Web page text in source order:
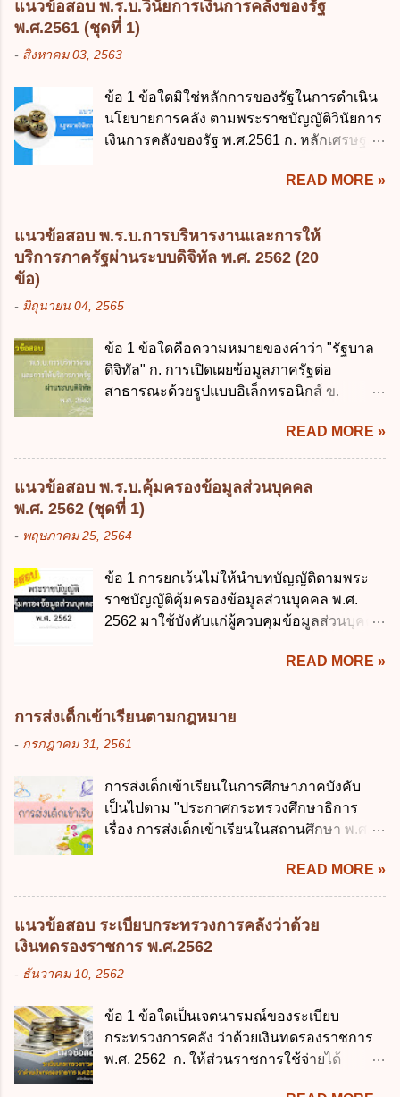
ยกเลิกกฎหมายฉบับใด 1. พระราชบัญญัติวิธี
การงบประมาณ พ.ศ. 2502 2. พระราชบัญญัติ
วิธีการงบประมาณ (ฉบับที่ 3) พ.ศ. 2511 3.
พ.ศ. 2544 4. ประกาศของคณะปฏิวัติ ฉบับที่
203 ลงวันที่ 31 สิงหาคม 2515 ข้อ 3. ข้อใดไม่
ถูกต้อง 1. นายกรัฐมนตรีมีอำนาจออกกฎเพื่อ
ประมาณ พ.ศ. 2561 2. นายกรัฐมนตรีเป็นผู้
รักษาการตามพระราช บัญญัติวิธีการงบ
ประมาณ พ.ศ. 2561 3. รัฐมนตรีว่าการ
กระทรวงการคลัง เป็นผู้รักษาการตามพระ
โปร่งใสและตรวจสอบได้ ข้อ 4. พระราช
บัญญัติวิธีการงบประมาณ พ.ศ. 2561 บัญญัติ
ให้การบริหา...
แนวข้อสอบ พ.ร.บ.วินัยการเงินการคลังของรัฐ
พ.ศ.2561 (ชุดที่ 1)
- สิงหาคม 03, 2563
ข้อ 1 ข้อใดมิใช่หลักการของรัฐในการดำเนิน
นโยบายการคลัง ตามพระราชบัญญัติวินัยการ
เงินการคลังของรัฐ พ.ศ.2561 ก. หลักเศรษฐกิจ
เศรษฐกิจ ค. หลักการพัฒนาทางเศรษฐกิจ
อย่างยั่งยืน ง. หลักความเป็นธรรมในสังคม ข้อ
2 สัดส่วนหนี้สาธารณะต่อผลิตภัณฑ์มวลรวม
ในประเทศเพื่อใช้เป็นกรอบในการบริหารหนี้
สาธารณะเป็นไปตามข้อใด ก. ไม่เกินร้อยละ 5
เกินร้อยละ 60 ข้อ 3 กฎหมายว่าด้วยวินัยการ
กฎหมายที่ให้จัดเก็บภาษีอากรหรือค่า
ธรรมเนียมเพิ่มขึ้นจากที่กำหนดไว้ในกฎหมาย
เพื่อการนำไปใช้จ่ายตามวัตถุประสงค์หรือเพื่อ
ข้อใด ก. เป็นไปตามความต้องการของชุมชน
ข. เพื่อป็นรายได้ขององค์กรปกครองส่วนท้อง
ถิ่น ค. มีเหตุจำเป็นหรือเหตุฉุกเฉินที่มิอาจหลีก
เลี่ยงได้ ง. สอดคล้องกับยุทธศาสตร์ชาติ ข้อ 4
ประกอบการพิจารณาในเรื่องต่อไปนี้ ยกเว้น
ข้อใด ก. การจัดเก็บหรือหารายได้ ข. การ
จัดสรรงบประมาณรายจ่าย ค. การจัดทำงบ
READ MORE »
แนวข้อสอบ พ.ร.บ.การบริหารงานและการให้
บริการภาครัฐผ่านระบบดิจิทัล พ.ศ. 2562 (20
ข้อ)
- มิถุนายน 04, 2565
ข้อ 1 ข้อใดคือความหมายของคำว่า "รัฐบาล
ดิจิทัล" ก. การเปิดเผยข้อมูลภาครัฐต่อ
สาธารณะด้วยรูปแบบอิเล็กทรอนิกส์ ข.
การบริหารงาน การให้บริการ การบูรณาการ
ข้อมูลภาครัฐ ค. วิธีการนำสัญลักษณ์ศูนย์และ
หนึ่ง เพื่อใช้สร้างระบบต่าง ๆ ง. สำนักงาน
พัฒนารัฐบาลดิจิทัล (องค์การมหาชน) ข้อ 2
การบริหารงานภาครัฐและการจัดทำบริการ
สาธารณะผ่านระบบดิจิทัล ต้องมีวัตถุประสงค์
ดิจิทัลอย่างคุ้มค่าและเต็มศักยภาพ ข. พัฒนา
โครงสร้างพื้นฐานด้านดิจิทัลที่จำเป็นให้เป็นไป
ตามมาตรฐานสากล ค. พัฒนาการเชื่อมโยง
จ่ายงบประมาณให้เกิดความคุ้มค่าและเป็นไป
ตามเป้าหมาย ข้อ 3 ข้อใดกล่าวได้ถูกต้องที่สุด
เกี่ยวกับ "แผนพัฒนารัฐบาลดิจิทัล" ก. เป็นธร
รับผิดชอบในการบริหารจัดการข้อมูลของ
หน่วยงานของรัฐ ง. กำหนดกรอบและทิศทาง
การบริหารงานภาครัฐและการจัดทำบริการ
พัฒนารัฐบาลดิจิทัลโดยตำแหน่ง ม...
READ MORE »
แนวข้อสอบ พ.ร.บ.คุ้มครองข้อมูลส่วนบุคคล
พ.ศ. 2562 (ชุดที่ 1)
- พฤษภาคม 25, 2564
ข้อ 1 การยกเว้นไม่ให้นำบทบัญญัติตามพระ
ราชบัญญัติคุ้มครองข้อมูลส่วนบุคคล พ.ศ.
2562 มาใช้บังคับแก่ผู้ควบคุมข้อมูลส่วนบุคคล
ข. พระราชกำหนด ค. พระราชกฤษฎีกา ง. กฎ
กระทรวง ข้อ 2 กฎหมายตามข้อ 1 กำหนด
หน่วยงานและกิจการใดที่ผู้ควบคุมข้อมูลส่วน
บุคคลไม่อยู่ในบังคับพระราชบัญญัติคุ้มครอง
ข้อมูลส่วนบุคคล พ.ศ. 2562 ก. หน่วยงานของ
ด้านความบันเทิงและนันทนาการ ง. ถูกทุกข้อ
ข้อ 3 โดยหลัก ทั่วไป พระราชบัญญัติคุ้มครอง
ข้อมูลส่วนบุคคล พ.ศ. 2562 ใช้บังคับตั้งแต่วัน
2562 ค. 28 พฤษภาคม 2562 ง. 29
พฤษภาคม 2562 ข้อ 4 "บุคคลหรือนิติบุคคล
ซึ่งมีอำนาจหน้าที่ตัดสินใจเกี่ยวกับการเก็บ
รวบรวม ใช้ หรือเปิดเผยข้อมูลส่วนบุคคล" คือ
พนักงานเจ้าหน้าที่ ง. ไม่มีข้อใดถูกต้อง ข้อ 5 ผู้
มีอำนาจแต่งตั้งพนักงานเจ้าหน้าที่ตามพระ
ราชบัญญัติคุ้มครองข้อมูลส่วนบุคคล พ.ศ.
READ MORE »
การส่งเด็กเข้าเรียนตามกฎหมาย
- กรกฎาคม 31, 2561
การส่งเด็กเข้าเรียนในการศึกษาภาคบังคับ
เป็นไปตาม "ประกาศกระทรวงศึกษาธิการ
เรื่อง การส่งเด็กเข้าเรียนในสถานศึกษา พ.ศ.
เรื่อง หลักเกณฑ์และวิธีการปฏิบัติสำหรับผู้ที่
มิใช่ผู้ปกครองซึ่งมีเด็กที่มีอายุในเกณฑ์การ
ศึกษาภาคบังคับอาศัยอยู่" ออกตามความใน
มีสาระสำคัญดังนี้ 1. คำว่า "เด็ก" หมายถึง เด็ก
เว้นแต่เด็กที่สอบได้ชั้นปีที่ 9 ของการศึกษา
ภาคบังคับแล้ว 2. ผู้ปกครอง คือ 2.1 บิดา
มารดา 2.2 บิดาหรือมารดา ซึ่งเป็นผู้ใช้
READ MORE »
แนวข้อสอบ ระเบียบกระทรวงการคลังว่าด้วย
เงินทดรองราชการ พ.ศ.2562
- ธันวาคม 10, 2562
ข้อ 1 ข้อใดเป็นเจตนารมณ์ของระเบียบ
กระทรวงการคลัง ว่าด้วยเงินทดรองราชการ
พ.ศ. 2562 ก. ให้ส่วนราชการใช้จ่ายได้